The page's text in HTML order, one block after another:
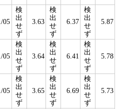
05
検
出
せ
ず
3.63
検
出
せ
ず
6.37
検
出
せ
ず
5.87
05
検
出
せ
ず
3.64
検
出
せ
ず
6.41
検
出
せ
ず
5.78
05
検
出
せ
ず
3.65
検
出
せ
ず
6.69
検
出
せ
ず
5.73